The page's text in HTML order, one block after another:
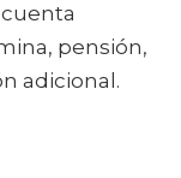
cuenta
pensión,
adicional.